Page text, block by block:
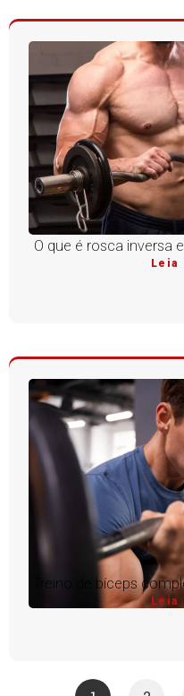
O que é rosca inversa
Leia
Treino de bíceps
Leia